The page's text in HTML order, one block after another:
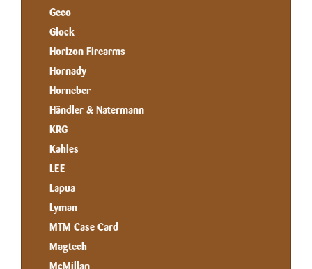
Geco
Glock
Horizon Firearms
Hornady
Horneber
Händler & Natermann
KRG
Kahles
LEE
Lapua
Lyman
MTM Case Card
Magtech
McMillan